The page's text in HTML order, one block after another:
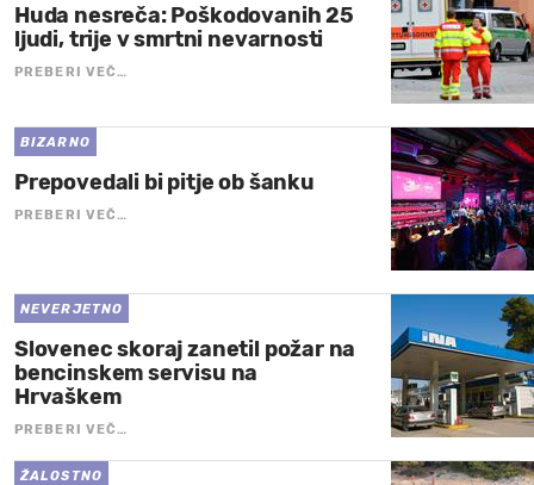
Huda nesreča: Poškodovanih 25
ljudi, trije v smrtni nevarnosti
PREBERI VEČ…
BIZARNO
Prepovedali bi pitje ob šanku
PREBERI VEČ…
NEVERJETNO
Slovenec skoraj zanetil požar na
bencinskem servisu na
Hrvaškem
PREBERI VEČ…
ŽALOSTNO